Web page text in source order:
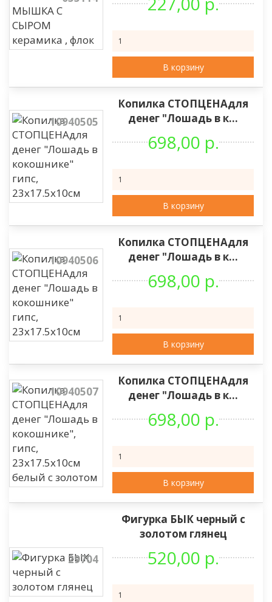
В корзину
10940505
Копилка СТОПЦЕНАдля
денег "Лошадь в к...
698,00 р.
В корзину
10940506
Копилка СТОПЦЕНАдля
денег "Лошадь в к...
698,00 р.
В корзину
10940507
Копилка СТОПЦЕНАдля
денег "Лошадь в к...
698,00 р.
В корзину
29704
Фигурка БЫК черный с
золотом глянец
520,00 р.